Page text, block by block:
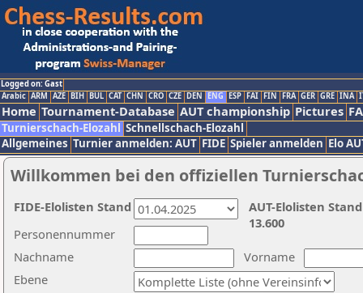
Logged on: Gast
Arabic ARM AZE BIH BUL CAT CHN CRO CZE DEN ENG ESP FAI FIN FRA GER GRE INA
Home Tournament-Database AUT championship Pictures
Turnierschach-Elozahl Schnellschach-Elozahl
Allgemeines Turnier anmelden: AUT FIDE Spieler anmelden Elo
Willkommen bei den offiziellen
Nachname
Vorname
Ebene
Personennummer
AUT-Elolisten
13.600
FIDE-Elolisten Stand